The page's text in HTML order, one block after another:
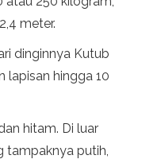
meter.
dinginnya Kutub
lapisan hingga 10
hitam. Di luar
tampaknya putih,